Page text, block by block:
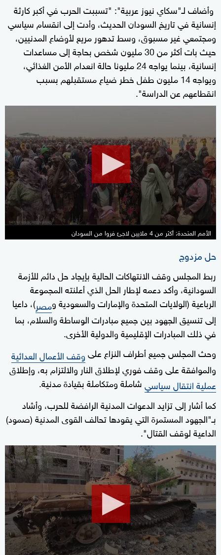
وأضاف لـ"سكاي نيوز عربية": "تسببت الحرب في أكبر كارثة
إنسانية في تاريخ السودان الحديث، وأدت إلى انقسام سياسي
ومجتمعي غير مسبوق، وسط تدهور مريع لأوضاع المدنيين،
حيث بات أكثر من 30 مليون شخص بحاجة إلى مساعدات
إنسانية، بينما يواجه 24 مليونا حالة انعدام الأمن الغذائي،
ويواجه 14 مليون طفل خطر ضياع مستقبلهم بسبب
انقطاعهم عن الدراسة".
of
2
minutes,
1
second
الأمم المتحدة: أكثر من 4 ملايين لاجئ فروا من السودان
حل مزدوج
ربط المجلس وقف الانتهاكات الحالية بإيجاد حل دائم للأزمة
السودانية، وأكد دعمه لإطار الحل الذي أعلنته المجموعة
الرباعية (الولايات المتحدة والإمارات والسعودية ومصر)، داعيا
إلى تنسيق الجهود بين جميع مبادرات الوساطة والسلام، بما
في ذلك المبادرات الإقليمية والدولية الأخرى.
وحث المجلس جميع أطراف النزاع علىوقف الأعمال العدائية
والموافقة على وقف فوري لإطلاق النار والالتزام به، وإطلاق
عملية انتقال سياسيشاملة ومتكاملة بقيادة مدنية.
كما أشار إلى تزايد الدعوات المدنية الرافضة للحرب، وأشاد
بـ"الجهود المستمرة التي يقودها تحالف القوى المدنية (صمود)
الداعية لوقف القتال".
0
seconds
minute,
52
seconds